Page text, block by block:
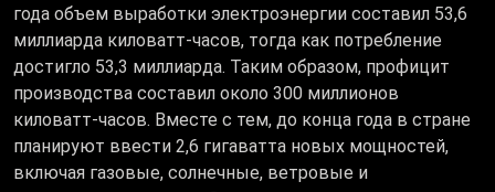
года объем выработки электроэнергии составил 53,6
миллиарда киловатт-часов, тогда как потребление
достигло 53,3 миллиарда. Таким образом, профицит
производства составил около 300 миллионов
киловатт-часов. Вместе с тем, до конца года в стране
планируют ввести 2,6 гигаватта новых мощностей,
включая газовые, солнечные, ветровые и